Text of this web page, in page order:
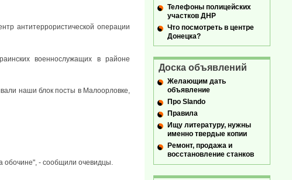
антитеррористической операции
военнослужащих в районе
наши блок посты в Малоорловке,
обочине", - сообщили очевидцы.
Телефоны полицейских
участков ДНР
Что посмотреть в центре
Донецка?
Доска объявлений
Желающим дать
объявление
Про Slando
Правила
Ищу литературу, нужны
именно твердые копии
Ремонт, продажа и
восстановление станков